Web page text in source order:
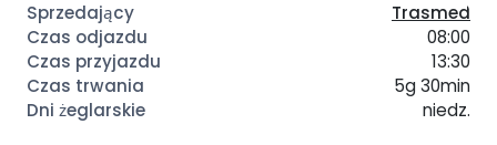
Trasmed
08:00
13:30
5g 30min
niedz.